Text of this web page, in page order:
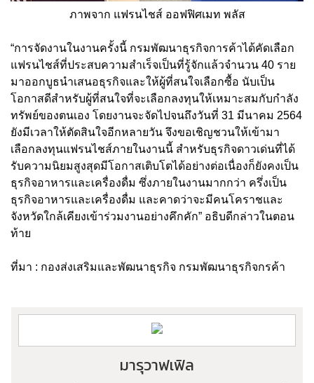
ภาพจาก แฟรนไชส์ ออฟฟิศเมท พลัส
“การจัดงานในงานครั้งนี้ กรมพัฒนาธุรกิจการค้าได้คัดเลือก
แฟรนไชส์ที่ประสบความสำเร็จเป็นที่รู้จักแล้วจำนวน 40 ราย
มาออกบูธนำเสนอธุรกิจและให้ผู้ที่สนใจเลือกซื้อ นับเป็น
โอกาสดีสำหรับผู้ที่สนใจที่จะเลือกลงทุนให้เหมาะสมกับกำลัง
ทรัพย์ของตนเอง โดยงานจะจัดไปจนถึงวันที่ 31 มีนาคม 2564
ยังมีเวลาให้ตัดสินใจอีกหลายวัน จึงขอเชิญชวนให้เข้ามา
เลือกลงทุนแฟรนไชส์ภายในงานนี้ สำหรับธุรกิจดาวเด่นที่ได้
รับความนิยมสูงสุดมีโอกาสเติบโตได้อย่างต่อเนื่องก็ยังคงเป็น
ธุรกิจอาหารและเครื่องดื่ม ซึ่งภายในงานมากกว่า ครึ่งเป็น
ธุรกิจอาหารและเครื่องดื่ม และคาดว่าจะมีคนโคราชและ
จังหวัดใกล้เคียงเข้าร่วมงานอย่างคึกคัก” อธิบดีกล่าวในตอน
ท้าย
ที่มา : กองส่งเสริมและพัฒนาธุรกิจ กรมพัฒนาธุรกิจกรค้า
มารุวาฟเฟิล